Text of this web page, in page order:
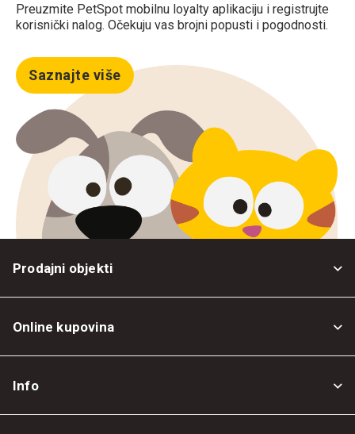
Preuzmite PetSpot mobilnu loyalty aplikaciju i registrujte
korisnički nalog. Očekuju vas brojni popusti i pogodnosti.
Saznajte više
Prodajni objekti
Online kupovina
Info